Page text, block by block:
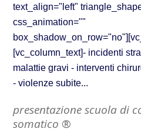
text_align="left"
css_animation=""
[vc_column_text]- incidenti
malattie gravi - interventi
- violenze subite...
presentazione scuola di
somatico ®